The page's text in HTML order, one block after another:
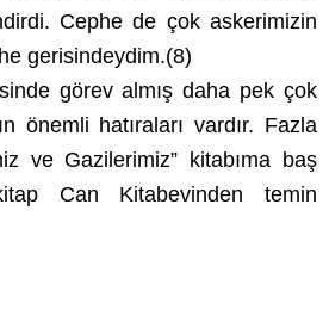
Cephe de çok askerimizin
gerisindeydim.(8)
görev almış daha pek çok
önemli hatıraları vardır. Fazla
ve Gazilerimiz” kitabıma baş
Can Kitabevinden temin